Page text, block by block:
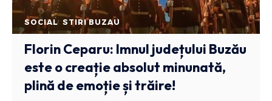
SOCIAL STIRI BUZAU
Florin Ceparu: Imnul județului Buzău
este o creație absolut minunată,
plină de emoție și trăire!